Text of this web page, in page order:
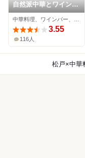
自然派中華とワイン
戸芽主
3.55
116人
松戸×中華